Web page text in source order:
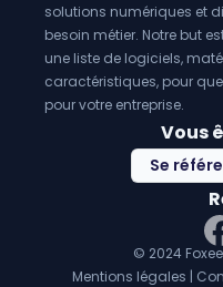
solutions numériques et
besoin métier. Notre but
une liste de logiciels,
caractéristiques, pour
pour votre entreprise.
Vous
Se
© 2024
Mentions légales |